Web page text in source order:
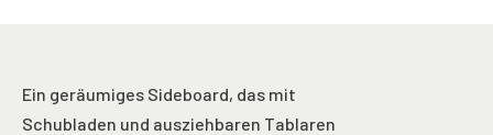
Ein geräumiges Sideboard, das mit
Schubladen und ausziehbaren Tablaren